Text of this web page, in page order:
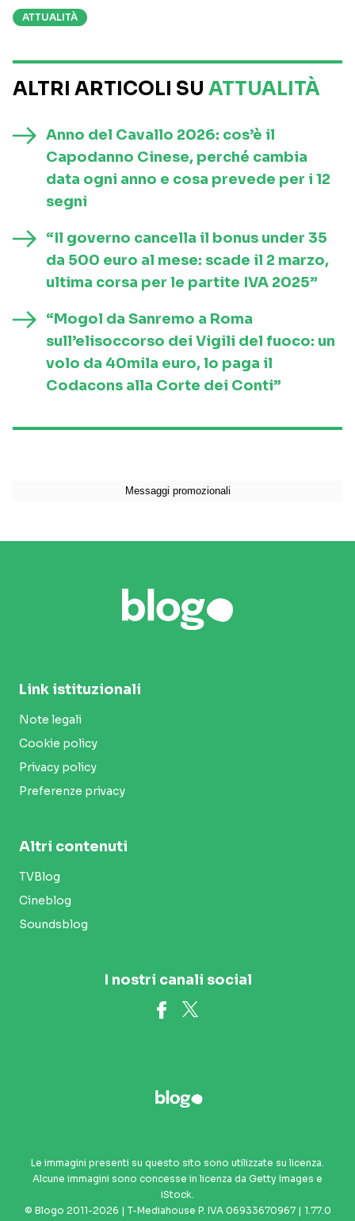
ATTUALITÀ
ALTRI ARTICOLI SU ATTUALITÀ
Anno del Cavallo 2026: cos’è il
Capodanno Cinese, perché cambia
data ogni anno e cosa prevede per i 12
segni
“Il governo cancella il bonus under 35
da 500 euro al mese: scade il 2 marzo,
ultima corsa per le partite IVA 2025”
“Mogol da Sanremo a Roma
sull’elisoccorso dei Vigili del fuoco: un
volo da 40mila euro, lo paga il
Codacons alla Corte dei Conti”
Link istituzionali
Note legali
Cookie policy
Privacy policy
Preferenze privacy
Altri contenuti
TVBlog
Cineblog
Soundsblog
I nostri canali social
Le immagini presenti su questo sito sono utilizzate su licenza.
Alcune immagini sono concesse in licenza da Getty Images e
iStock.
© Blogo 2011-2026 | T-Mediahouse P. IVA 06933670967 | 1.77.0